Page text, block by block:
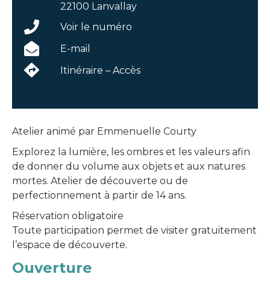
Atelier animé par Emmenuelle Courty
Explorez la lumière, les ombres et les valeurs afin
de donner du volume aux objets et aux natures
mortes. Atelier de découverte ou de
perfectionnement à partir de 14 ans.
Réservation obligatoire
Toute participation permet de visiter gratuitement
l’espace de découverte.
Ouverture
22100 Lanvallay
Voir le numéro
E-mail
Itinéraire – Accès